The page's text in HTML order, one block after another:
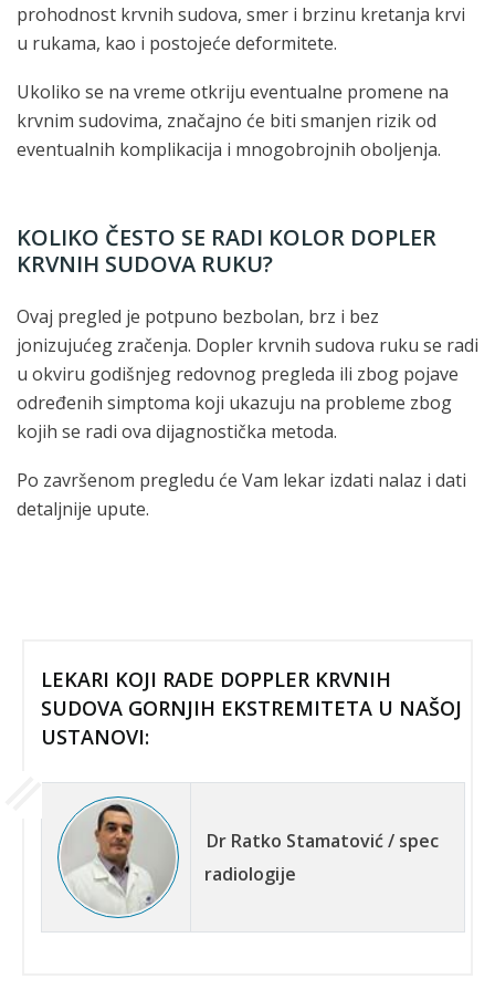
prohodnost krvnih sudova, smer i brzinu kretanja krvi
u rukama, kao i postojeće deformitete.
Ukoliko se na vreme otkriju eventualne promene na
krvnim sudovima, značajno će biti smanjen rizik od
eventualnih komplikacija i mnogobrojnih oboljenja.
KOLIKO ČESTO SE RADI KOLOR DOPLER
KRVNIH SUDOVA RUKU?
Ovaj pregled je potpuno bezbolan, brz i bez
jonizujućeg zračenja. Dopler krvnih sudova ruku se radi
u okviru godišnjeg redovnog pregleda ili zbog pojave
određenih simptoma koji ukazuju na probleme zbog
kojih se radi ova dijagnostička metoda.
Po završenom pregledu će Vam lekar izdati nalaz i dati
detaljnije upute.
LEKARI KOJI RADE DOPPLER KRVNIH
SUDOVA GORNJIH EKSTREMITETA U NAŠOJ
USTANOVI:
Dr Ratko Stamatović / spec
radiologije